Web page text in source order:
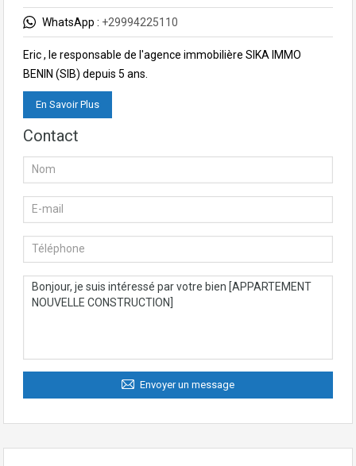
WhatsApp : +29994225110
Eric , le responsable de l'agence immobilière SIKA IMMO
BENIN (SIB) depuis 5 ans.
En Savoir Plus
Contact
Envoyer un message